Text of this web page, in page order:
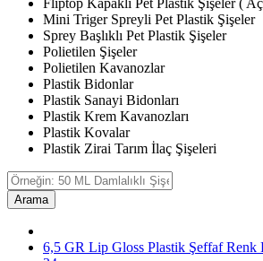
Fliptop Kapaklı Pet Plastik Şişeler (
Mini Triger Spreyli Pet Plastik Şişeler
Sprey Başlıklı Pet Plastik Şişeler
Polietilen Şişeler
Polietilen Kavanozlar
Plastik Bidonlar
Plastik Sanayi Bidonları
Plastik Krem Kavanozları
Plastik Kovalar
Plastik Zirai Tarım İlaç Şişeleri
Arama
6,5 GR Lip Gloss Plastik Şeffaf Renk